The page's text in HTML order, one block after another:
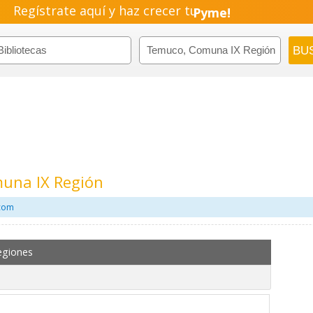
Regístrate aquí y haz crecer tuEmprendimiento!
IX Región